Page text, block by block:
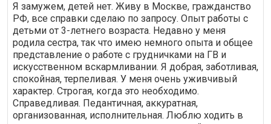
Я замужем, детей нет. Живу в Москве, гражданство
РФ, все справки сделаю по запросу. Опыт работы с
детьми от 3-летнего возраста. Недавно у меня
родила сестра, так что имею немного опыта и общее
представление о работе с грудничками на ГВ и
искусственном вскармливании. Я добрая, заботливая,
спокойная, терпеливая. У меня очень уживчивый
характер. Строгая, когда это необходимо.
Справедливая. Педантичная, аккуратная,
организованная, исполнительная. Люблю ходить в